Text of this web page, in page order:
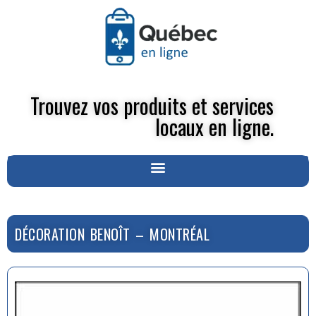
Trouvez vos produits et services
locaux en ligne.
DÉCORATION BENOÎT – MONTRÉAL